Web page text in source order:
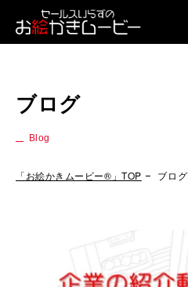
ブログ
Blog
「お絵かきムービー®」TOP ブログ